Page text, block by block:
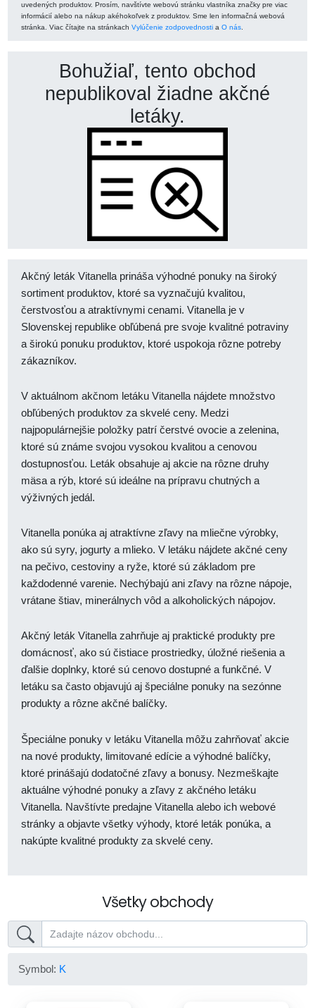
uvedených produktov. Prosím, navštívte webovú stránku vlastníka značky pre viac
informácií alebo na nákup akéhokoľvek z produktov. Sme len informačná webová
stránka. Viac čítajte na stránkach Vylúčenie zodpovednosti a O nás
Bohužiaľ, tento obchod
nepublikoval žiadne akčné
letáky.
Akčný leták Vitanella prináša výhodné ponuky na široký
sortiment produktov, ktoré sa vyznačujú kvalitou,
čerstvosťou a atraktívnymi cenami. Vitanella je v
Slovenskej republike obľúbená pre svoje kvalitné potraviny
a širokú ponuku produktov, ktoré uspokoja rôzne potreby
zákazníkov.
V aktuálnom akčnom letáku Vitanella nájdete množstvo
obľúbených produktov za skvelé ceny. Medzi
najpopulárnejšie položky patrí čerstvé ovocie a zelenina,
ktoré sú známe svojou vysokou kvalitou a cenovou
dostupnosťou. Leták obsahuje aj akcie na rôzne druhy
mäsa a rýb, ktoré sú ideálne na prípravu chutných a
výživných jedál.
Vitanella ponúka aj atraktívne zľavy na mliečne výrobky,
ako sú syry, jogurty a mlieko. V letáku nájdete akčné ceny
na pečivo, cestoviny a ryže, ktoré sú základom pre
každodenné varenie. Nechýbajú ani zľavy na rôzne nápoje,
vrátane štiav, minerálnych vôd a alkoholických nápojov.
Akčný leták Vitanella zahrňuje aj praktické produkty pre
domácnosť, ako sú čistiace prostriedky, úložné riešenia a
ďalšie doplnky, ktoré sú cenovo dostupné a funkčné. V
letáku sa často objavujú aj špeciálne ponuky na sezónne
produkty a rôzne akčné balíčky.
Špeciálne ponuky v letáku Vitanella môžu zahrňovať akcie
na nové produkty, limitované edície a výhodné balíčky,
ktoré prinášajú dodatočné zľavy a bonusy. Nezmeškajte
aktuálne výhodné ponuky a zľavy z akčného letáku
Vitanella. Navštívte predajne Vitanella alebo ich webové
stránky a objavte všetky výhody, ktoré leták ponúka, a
nakúpte kvalitné produkty za skvelé ceny.
Všetky obchody
Symbol: K